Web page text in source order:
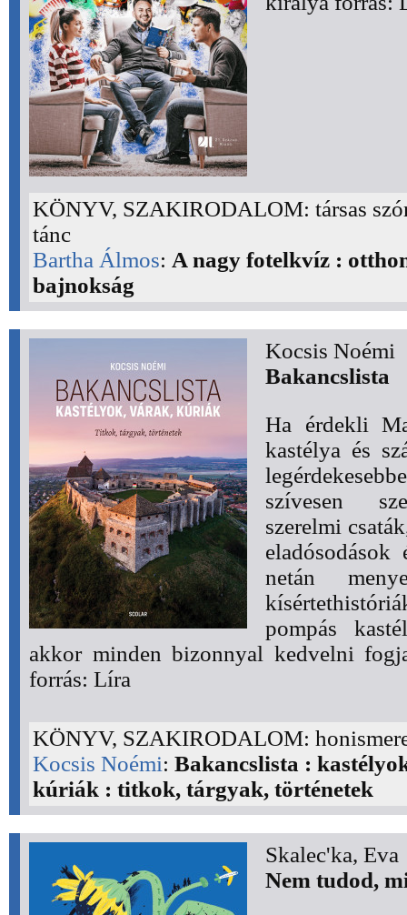
KÖNYV, SZAKIRODALOM: társas
tánc
Bartha Álmos: A nagy fotelkvíz :
bajnokság
Kocsis Noémi
Bakancslista
Ha érdekli
kastélya és
szívesen
szerelmi
eladósodások
netán
pompás
akkor minden bizonnyal kedvelni
forrás: Líra
KÖNYV, SZAKIRODALOM:
Kocsis Noémi: Bakancslista :
kúriák : titkok, tárgyak, történetek
Skalec'ka, Eva
Nem tudod,